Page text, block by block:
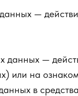
—
данных —
или на
в